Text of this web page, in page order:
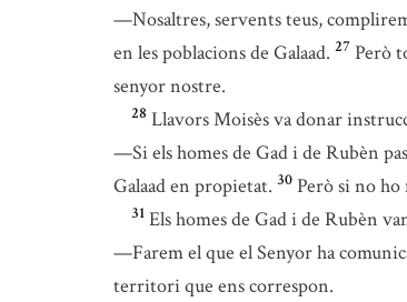
—Nosaltres, servents teus,
en les poblacions de Galaad. 27 Però
senyor nostre.
28 Llavors Moisès va donar
—Si els homes de Gad i de Rubèn
Galaad en propietat. 30 Però si no ho
31 Els homes de Gad i de Rubèn
—Farem el que el Senyor ha
territori que ens correspon.